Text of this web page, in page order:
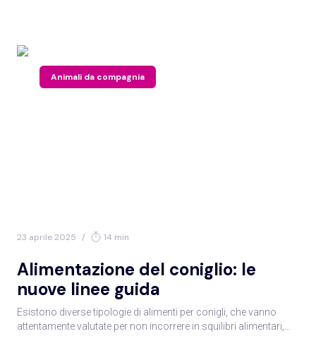
Animali da compagnia
23 aprile 2025 / 14 min
Alimentazione del coniglio: le
nuove linee guida
Esistono diverse tipologie di alimenti per conigli, che vanno
attentamente valutate per non incorrere in squilibri alimentari,